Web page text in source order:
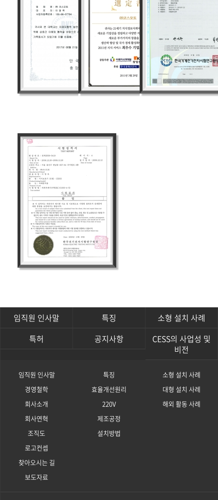
임직원 인사말 특징
소형 설치 사례
특허
공지사항
CESS의 사업성 및
비전
임직원 인사말
경영철학
회사소개
회사연혁
조직도
로고컨셉
찾아오시는 길
보도자료
특징
효율개선원리
220V
제조공정
설치방법
소형 설치 사례
대형 설치 사례
해외 활동 사례